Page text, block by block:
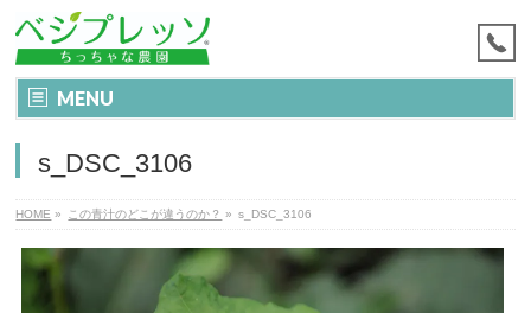
MENU
s_DSC_3106
HOME » この青汁のどこが違うのか？ » s_DSC_3106